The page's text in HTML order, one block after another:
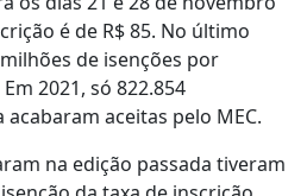
é de R$ 85. No último
de isenções por
2021, só 822.854
aceitas pelo MEC.
na edição passada tiveram